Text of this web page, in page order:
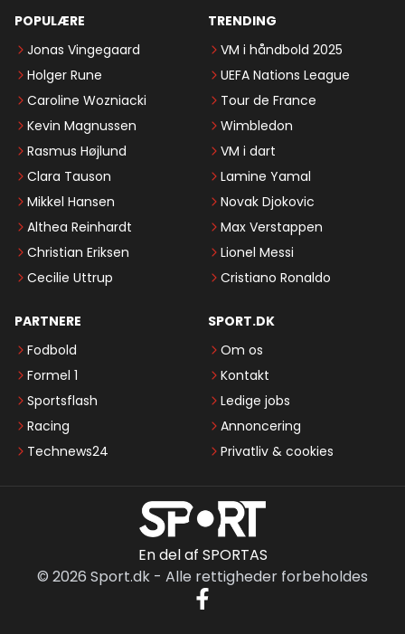
POPULÆRE
Jonas Vingegaard
Holger Rune
Caroline Wozniacki
Kevin Magnussen
Rasmus Højlund
Clara Tauson
Mikkel Hansen
Althea Reinhardt
Christian Eriksen
Cecilie Uttrup
TRENDING
VM i håndbold 2025
UEFA Nations League
Tour de France
Wimbledon
VM i dart
Lamine Yamal
Novak Djokovic
Max Verstappen
Lionel Messi
Cristiano Ronaldo
PARTNERE
Fodbold
Formel 1
Sportsflash
Racing
Technews24
SPORT.DK
Om os
Kontakt
Ledige jobs
Annoncering
Privatliv & cookies
En del af SPORTAS
© 2026 Sport.dk - Alle rettigheder forbeholdes